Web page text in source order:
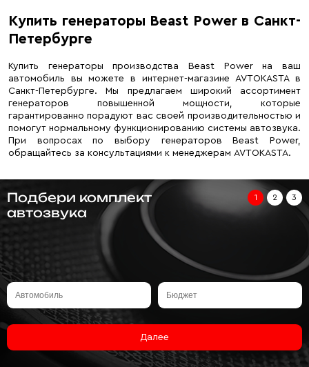
Купить генераторы Beast Power в Санкт-
Петербурге
Купить генераторы производства Beast Power на ваш
автомобиль вы можете в интернет-магазине AVTOKASTA в
Санкт-Петербурге. Мы предлагаем широкий ассортимент
генераторов повышенной мощности, которые
гарантированно порадуют вас своей производительностью и
помогут нормальному функционированию системы автозвука.
При вопросах по выбору генераторов Beast Power,
обращайтесь за консультациями к менеджерам AVTOKASTA.
Подбери комплект
автозвука
1 2 3
Далее